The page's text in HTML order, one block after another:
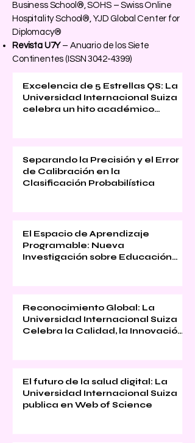
Business School®, SOHS – Swiss Online
Hospitality School®, YJD Global Center for
Diplomacy®
Revista U7Y– Anuario de los Siete
Continentes (ISSN3042-4399)
Excelencia de 5 Estrellas QS: La
Universidad Internacional Suiza
celebra un hito académico
Separando la Precisión y el Error
de Calibración en la
Clasificación Probabilística
El Espacio de Aprendizaje
Programable: Nueva
Investigación sobre Educación
Reconocimiento Global: La
Universidad Internacional Suiza
Celebra la Calidad, la Innovación
El futuro de la salud digital: La
Universidad Internacional Suiza
publica en Web of Science